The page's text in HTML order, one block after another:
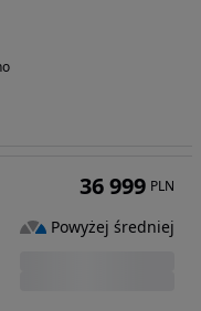
36 999 PLN
Powyżej średniej